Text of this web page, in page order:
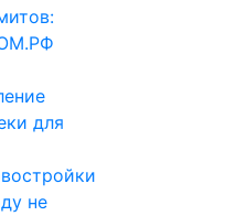
для
не